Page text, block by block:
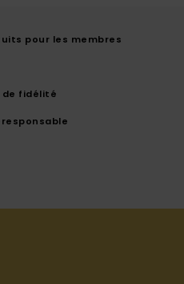
pour les membres
de fidélité